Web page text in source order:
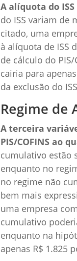
A alíquota do
do ISS variam de
citado, uma
à alíquota de ISS
de cálculo do
cairia para
da exclusão do
Regime de
A terceira
PIS/COFINS ao
cumulativo estão
enquanto no
no regime não
bem mais
uma empresa
cumulativo
enquanto na
apenas R$ 1.825